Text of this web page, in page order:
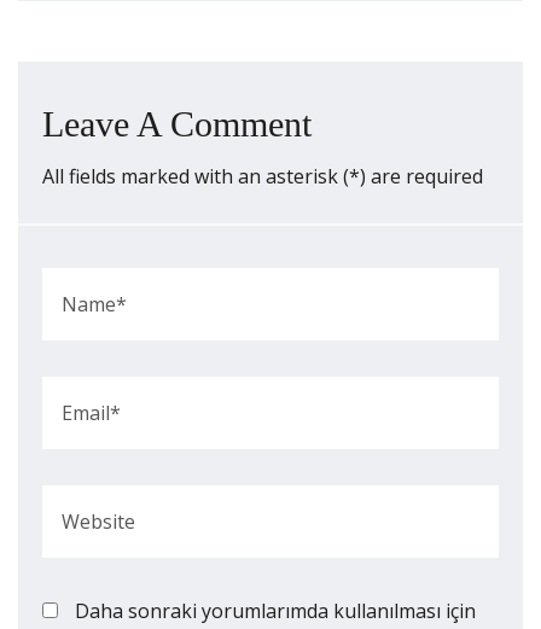
Leave A Comment
All fields marked with an asterisk (*) are required
Daha sonraki yorumlarımda kullanılması için